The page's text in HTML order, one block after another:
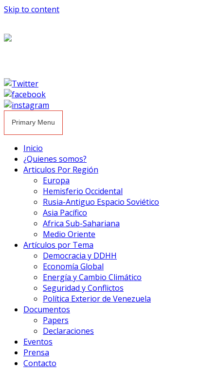
Skip to content
Primary Menu
Inicio
¿Quienes somos?
Articulos Por Región
Europa
Hemisferio Occidental
Rusia-Antiguo Espacio Soviético
Asia Pacífico
Africa Sub-Sahariana
Medio Oriente
Artículos por Tema
Democracia y DDHH
Economía Global
Energía y Cambio Climático
Seguridad y Conflictos
Política Exterior de Venezuela
Documentos
Papers
Declaraciones
Eventos
Prensa
Contacto